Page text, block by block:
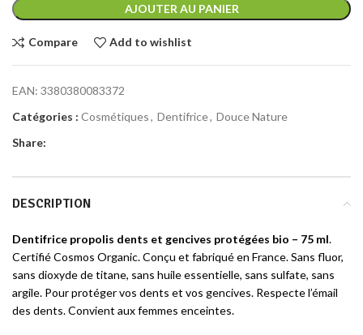
AJOUTER AU PANIER
Compare Add to wishlist
EAN: 3380380083372
Catégories : Cosmétiques, Dentifrice, Douce Nature
Share:
DESCRIPTION
Dentifrice propolis dents et gencives protégées bio – 75 ml.
Certifié Cosmos Organic. Conçu et fabriqué en France. Sans fluor,
sans dioxyde de titane, sans huile essentielle, sans sulfate, sans
argile. Pour protéger vos dents et vos gencives. Respecte l’émail
des dents. Convient aux femmes enceintes.